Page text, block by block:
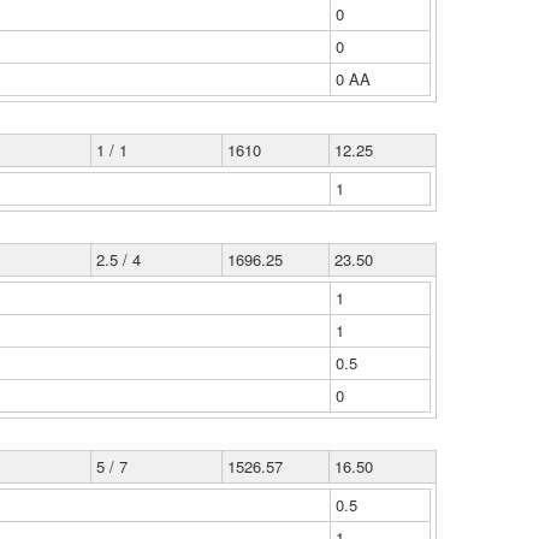
0
0
0 ΑΑ
1 / 1 1610
12.25
1
2.5 / 4 1696.25
23.50
1
1
0.5
0
5 / 7 1526.57
16.50
0.5